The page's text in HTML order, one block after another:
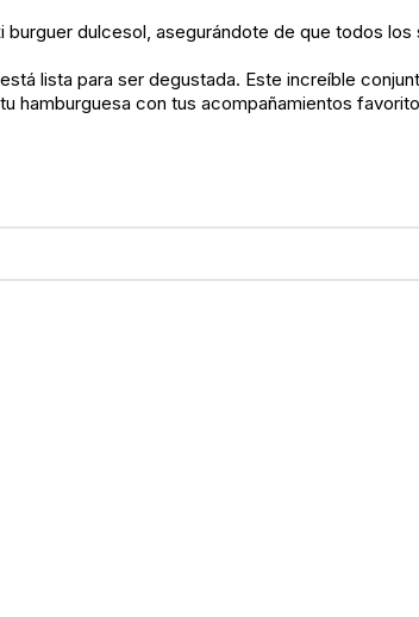
burguer dulcesol, asegurándote de que todos
lista para ser degustada. Este increíble
hamburguesa con tus acompañamientos